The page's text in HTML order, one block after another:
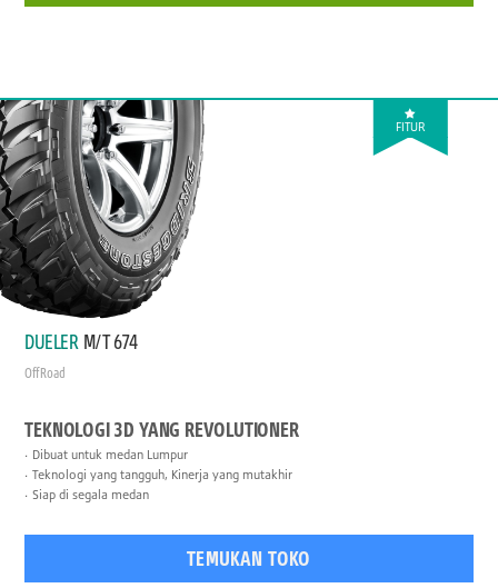
FITUR
DUELER M/T 674
Off Road
TEKNOLOGI 3D YANG REVOLUTIONER
Dibuat untuk medan Lumpur
Teknologi yang tangguh, Kinerja yang mutakhir
Siap di segala medan
TEMUKAN TOKO